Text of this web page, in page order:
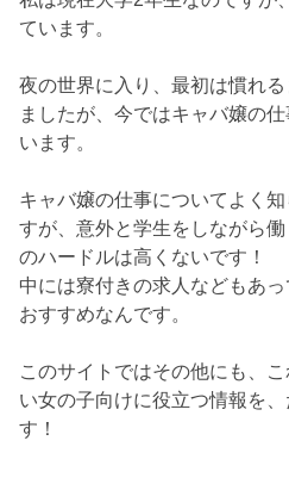
ています。
夜の世界に入り、最初は慣れ
ましたが、今ではキャバ嬢の
います。
キャバ嬢の仕事についてよく
すが、意外と学生をしながら
のハードルは高くないです！
中には寮付きの求人などもあ
おすすめなんです。
このサイトではその他にも、
い女の子向けに役立つ情報を
す！